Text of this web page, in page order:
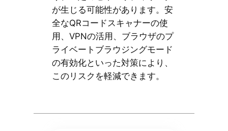
が生じる可能性があります。安
全なQRコードスキャナーの使
用、VPNの活用、ブラウザのプ
ライベートブラウジングモード
の有効化といった対策により、
このリスクを軽減できます。